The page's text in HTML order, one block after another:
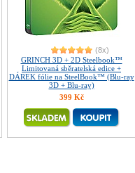
(8x)
GRINCH 3D + 2D Steelbook™
Limitovaná sběratelská edice +
DÁREK fólie na SteelBook™ (Blu-ray
3D + Blu-ray)
399 Kč